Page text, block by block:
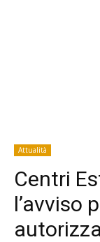
Attualità
Centri
l’avviso